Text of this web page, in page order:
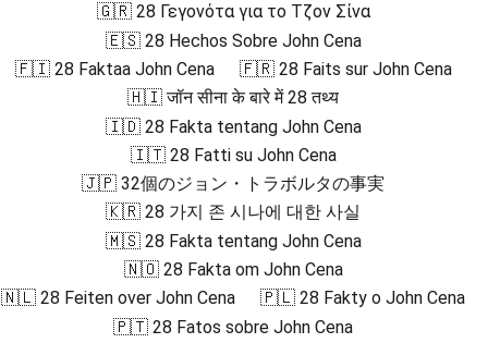
🇬🇷 28 Γεγονότα για το Τζον Σίνα
🇪🇸 28 Hechos Sobre John Cena
🇫🇮 28 Faktaa John Cena
🇫🇷 28 Faits sur John Cena
🇭🇮 जॉन सीना के बारे में 28 तथ्य
🇮🇩 28 Fakta tentang John Cena
🇮🇹 28 Fatti su John Cena
🇯🇵 32個のジョン・トラボルタの事実
🇰🇷 28 가지 존 시나에 대한 사실
🇲🇸 28 Fakta tentang John Cena
🇳🇴 28 Fakta om John Cena
🇳🇱 28 Feiten over John Cena
🇵🇱 28 Fakty o John Cena
🇵🇹 28 Fatos sobre John Cena